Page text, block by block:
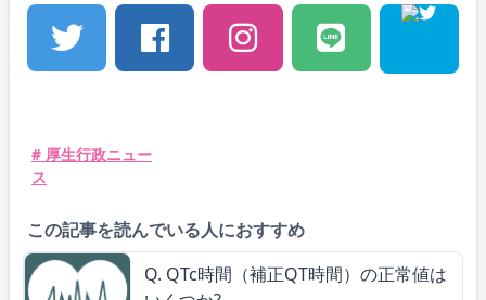
# 厚生行政ニュー
ス
この記事を読んでいる人におすすめ
Q. QTc時間（補正QT時間）の正常値は